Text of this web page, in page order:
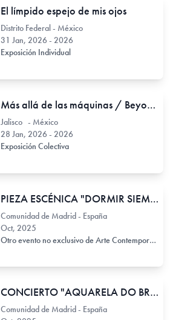
El límpido espejo de mis ojos
Distrito Federal - México
31 Jan, 2026 - 2026
Exposición Individual
Más allá de las máquinas / Beyond the Machines
Jalisco - México
28 Jan, 2026 - 2026
Exposición Colectiva
PIEZA ESCÉNICA "DORMIR SIEMPRE ME SALVA"
Comunidad de Madrid - España
Oct, 2025
Otro evento no exclusivo de Arte Contemporáneo
CONCIERTO "AQUARELA DO BRASIL"
Comunidad de Madrid - España